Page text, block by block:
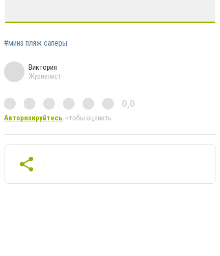
#мина пляж сапёры
Виктория
Журналист
0,0
Авторизируйтесь, чтобы оценить